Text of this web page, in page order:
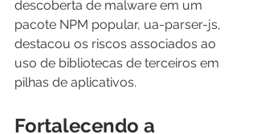
descoberta de malware em um
pacote NPM popular, ua-parser-js,
destacou os riscos associados ao
uso de bibliotecas de terceiros em
pilhas de aplicativos.
Fortalecendo a